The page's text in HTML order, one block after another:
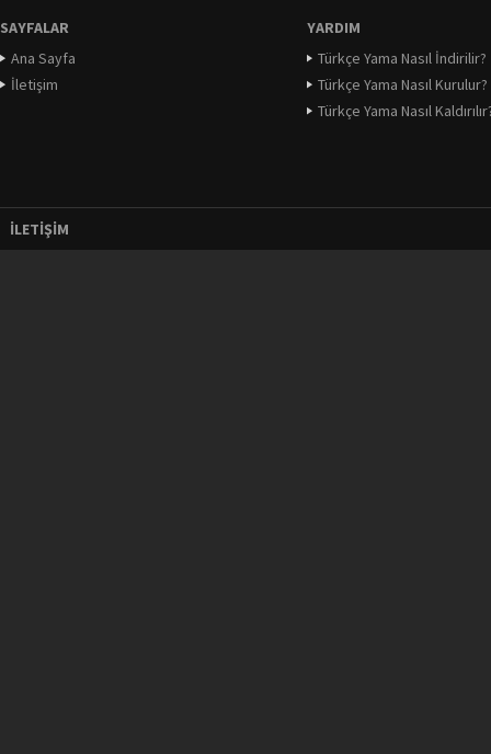
SAYFALAR
Ana Sayfa
İletişim
YARDIM
Türkçe Yama Nasıl İndirilir?
Türkçe Yama Nasıl Kurulur?
Türkçe Yama Nasıl
İLETIŞIM